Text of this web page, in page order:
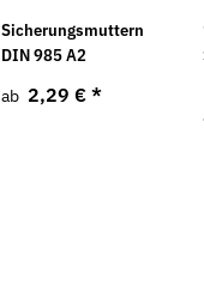
Sicherungsmuttern
DIN 985 A2
ab 2,29 € *